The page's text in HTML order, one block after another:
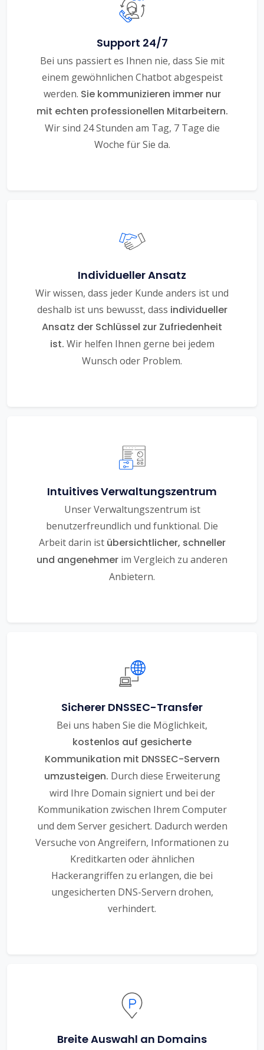
Support 24/7
Bei uns passiert es Ihnen nie, dass Sie mit
einem gewöhnlichen Chatbot abgespeist
werden. Sie kommunizieren immer nur
mit echten professionellen Mitarbeitern.
Wir sind 24 Stunden am Tag, 7 Tage die
Woche für Sie da.
Individueller Ansatz
Wir wissen, dass jeder Kunde anders ist und
deshalb ist uns bewusst, dass individueller
Ansatz der Schlüssel zur Zufriedenheit
ist. Wir helfen Ihnen gerne bei jedem
Wunsch oder Problem.
Intuitives Verwaltungszentrum
Unser Verwaltungszentrum ist
benutzerfreundlich und funktional. Die
Arbeit darin ist übersichtlicher, schneller
und angenehmer im Vergleich zu anderen
Anbietern.
Sicherer DNSSEC-Transfer
Bei uns haben Sie die Möglichkeit,
kostenlos auf gesicherte
Kommunikation mit DNSSEC-Servern
umzusteigen. Durch diese Erweiterung
wird Ihre Domain signiert und bei der
Kommunikation zwischen Ihrem Computer
und dem Server gesichert. Dadurch werden
Versuche von Angreifern, Informationen zu
Kreditkarten oder ähnlichen
Hackerangriffen zu erlangen, die bei
ungesicherten DNS-Servern drohen,
verhindert.
Breite Auswahl an Domains